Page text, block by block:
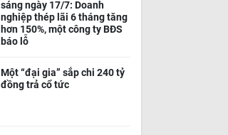
sáng ngày 17/7: Doanh
nghiệp thép lãi 6 tháng tăng
hơn 150%, một công ty BĐS
báo lỗ
Một “đại gia” sắp chi 240 tỷ
đồng trả cổ tức